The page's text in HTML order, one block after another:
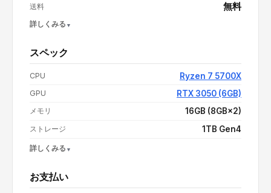
送料 無料
詳しくみる
支払い額（値引き・送料込み） ¥229,900
スペック
CPU Ryzen 7 5700X
GPU RTX 3050 (6GB)
メモリ 16GB (8GB×2)
ストレージ 1TB Gen4
詳しくみる
電源
お支払い